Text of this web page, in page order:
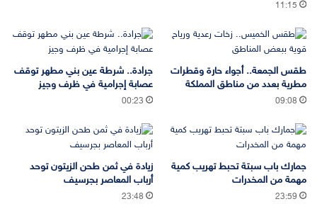
11:15
طقس الجمعة.. أجواء حارة وقطرات
مطرية بعدد من مناطق المملكة
09:08
جرادة.. شرطة عين بني مطهر توقف
عصابة إجرامية في ظرف وجيز
00:23
جمارك باب سبتة تحبط تهريب كمية
مهمة من المخدرات
23:59
زيادة في ثمن طحن الزيتون توحد
أرباب المعاصر بجرسيف
23:48